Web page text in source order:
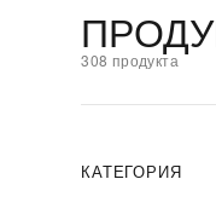
308 продукта
КАТЕГОРИЯ